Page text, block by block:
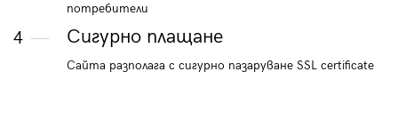
потребители
4 Сигурно плащане
Сайта разполага с сигурно пазаруване SSL certificate